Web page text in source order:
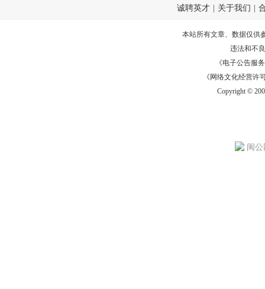
诚聘英才 关于我们
本站所有文章、数据仅供
违法和不
《电子公告服务
《网络文化经营许
Copyright ©
闽公